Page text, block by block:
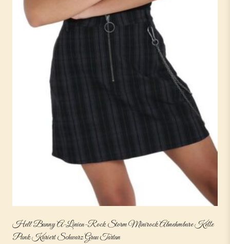
Hell Bunny A-Linien-Rock Storm Minirock Abnehmbare Kette
Punk Kariert Schwarz Grau Tartan